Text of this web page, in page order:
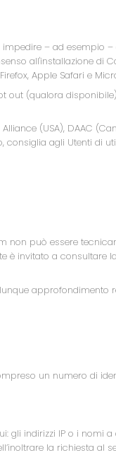
– ad esempio
all'installazione di
, Apple Safari e
out (qualora
(USA), DAAC
agli Utenti di
non può essere
è invitato a consultare
approfondimento
un numero di
gli indirizzi IP o i nomi
la richiesta al